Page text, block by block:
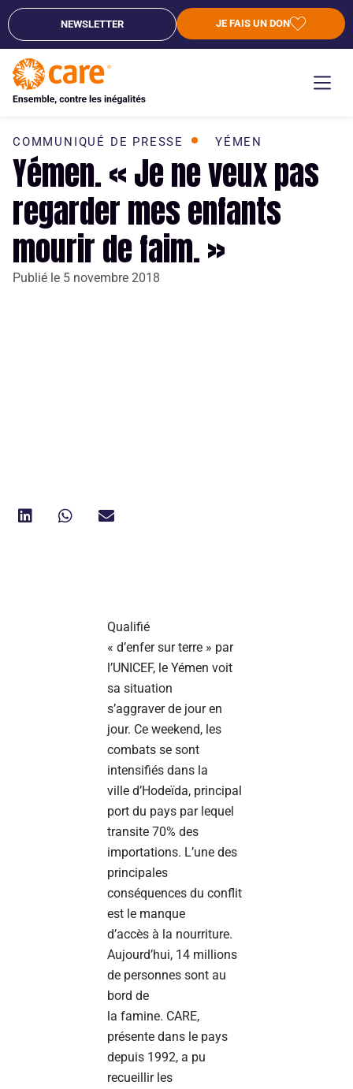
NEWSLETTER JE FAIS UN DON
COMMUNIQUÉ DE PRESSE YÉMEN
Yémen. « Je ne veux pas
regarder mes enfants
mourir de faim. »
Publié le 5 novembre 2018
Qualifié
« d’enfer sur terre » par
l’UNICEF, le Yémen voit
sa situation
s’aggraver de jour en
jour. Ce weekend, les
combats se sont
intensifiés dans la
ville d’Hodeïda, principal
port du pays par lequel
transite 70% des
importations. L’une des
principales
conséquences du conflit
est le manque
d’accès à la nourriture.
Aujourd’hui, 14 millions
de personnes sont au
bord de
la famine. CARE,
présente dans le pays
depuis 1992, a pu
recueillir les